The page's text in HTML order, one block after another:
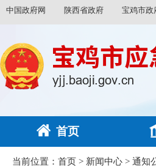
中国政府网 陕西省政府 宝鸡市政
首页
当前位置： 首页 > 新闻中心 > 通知